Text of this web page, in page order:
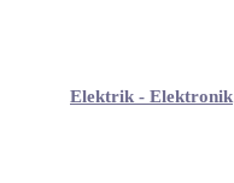
Elektrik - Elektronik